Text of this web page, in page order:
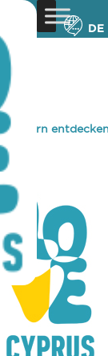
DE
»Zypern entdecken